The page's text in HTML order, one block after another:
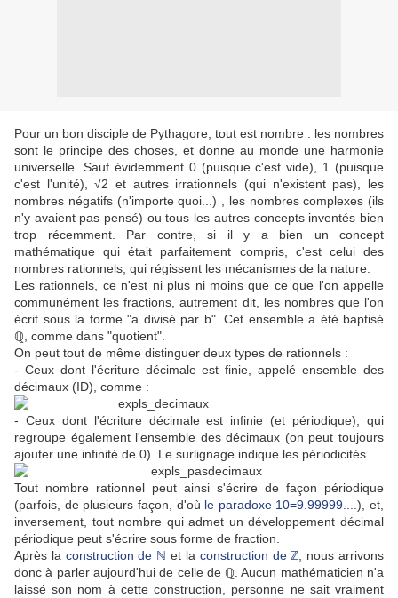
Pour un bon disciple de Pythagore, tout est nombre : les nombres
sont le principe des choses, et donne au monde une harmonie
universelle. Sauf évidemment 0 (puisque c'est vide), 1 (puisque
c'est l'unité), √2 et autres irrationnels (qui n'existent pas), les
nombres négatifs (n'importe quoi...) , les nombres complexes (ils
n'y avaient pas pensé) ou tous les autres concepts inventés bien
trop récemment. Par contre, si il y a bien un concept
mathématique qui était parfaitement compris, c'est celui des
nombres rationnels, qui régissent les mécanismes de la nature.
Les rationnels, ce n'est ni plus ni moins que ce que l'on appelle
communément les fractions, autrement dit, les nombres que l'on
écrit sous la forme "a divisé par b". Cet ensemble a été baptisé
ℚ, comme dans "quotient".
On peut tout de même distinguer deux types de rationnels :
- Ceux dont l'écriture décimale est finie, appelé ensemble des
décimaux (ID), comme :
- Ceux dont l'écriture décimale est infinie (et périodique), qui
regroupe également l'ensemble des décimaux (on peut toujours
ajouter une infinité de 0). Le surlignage indique les périodicités.
Tout nombre rationnel peut ainsi s'écrire de façon périodique
(parfois, de plusieurs façon, d'où le paradoxe 10=9.99999....), et,
inversement, tout nombre qui admet un développement décimal
périodique peut s'écrire sous forme de fraction.
Après la construction de ℕ et la construction de ℤ , nous arrivons
donc à parler aujourd'hui de celle de ℚ. Aucun mathématicien n'a
laissé son nom à cette construction, personne ne sait vraiment